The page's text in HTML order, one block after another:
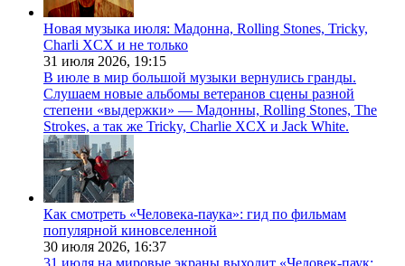
Новая музыка июля: Мадонна, Rolling Stones, Tricky,
Charli XCX и не только
31 июля 2026, 19:15
В июле в мир большой музыки вернулись гранды.
Слушаем новые альбомы ветеранов сцены разной
степени «выдержки» — Мадонны, Rolling Stones, The
Strokes, а так же Tricky, Charlie XCX и Jack White.
Как смотреть «Человека-паука»: гид по фильмам
популярной киновселенной
30 июля 2026, 16:37